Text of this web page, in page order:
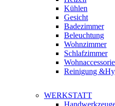
Kühlen
Gesicht
Badezimmer
Beleuchtung
Wohnzimmer
Schlafzimmer
Reinigung
WERKSTATT